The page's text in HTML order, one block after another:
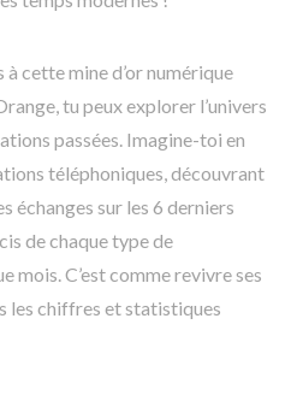
cette mine d’or numérique
tu peux explorer l’univers
passées. Imagine-toi en
téléphoniques, découvrant
échanges sur les 6 derniers
de chaque type de
mois. C’est comme revivre ses
les chiffres et statistiques